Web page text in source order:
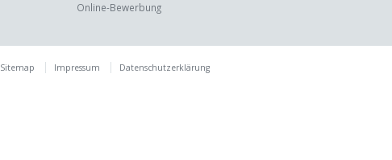
Online-Bewerbung
Sitemap Impressum Datenschutzerklärung